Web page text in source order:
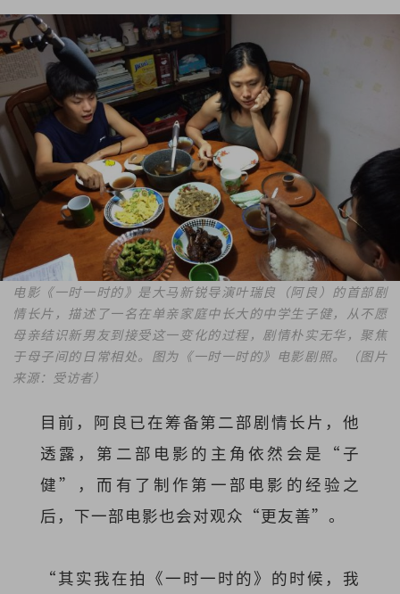
电影《一时一时的》是大马新锐导演叶瑞良（阿良）的首部剧
情长片，描述了一名在单亲家庭中长大的中学生子健，从不愿
母亲结识新男友到接受这一变化的过程，剧情朴实无华，聚焦
于母子间的日常相处。图为《一时一时的》电影剧照。（图片
来源：受访者）
目前，阿良已在筹备第二部剧情长片，他
透露，第二部电影的主角依然会是“子
健”，而有了制作第一部电影的经验之
后，下一部电影也会对观众“更友善”。
“其实我在拍《一时一时的》的时候，我